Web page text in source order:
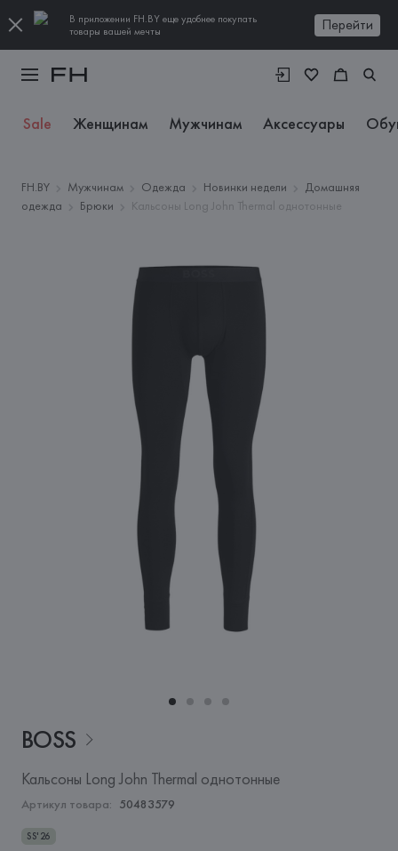
В приложении FH.BY еще удобнее покупать
товары вашей мечты
Перейти
Sale Женщинам Мужчинам Аксессуары
FH.BY Мужчинам Одежда Новинки недели
Домашняя
одежда
Брюки Кальсоны Long John Thermal однотонные
BOSS
Кальсоны Long John Thermal однотонные
Артикул товара: 50483579
SS'26